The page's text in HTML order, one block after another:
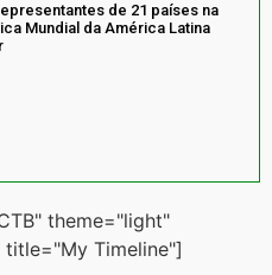
de 21 países na
Mundial da América Latina
theme="light"
Timeline"]